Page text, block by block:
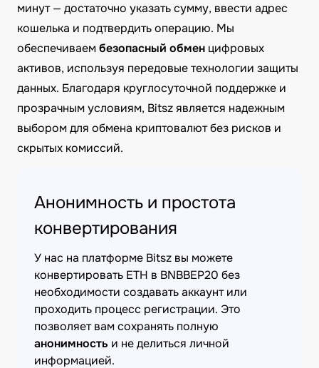
минут — достаточно указать сумму, ввести адрес
кошелька и подтвердить операцию. Мы
обеспечиваембезопасный обмен цифровых
активов, используя передовые технологии защиты
данных. Благодаря круглосуточной поддержке и
прозрачным условиям, Bitsz является надежным
выбором для обмена криптовалют без рисков и
скрытых комиссий.
Анонимность и простота
конвертирования
У нас на платформе Bitsz вы можете
конвертировать ETH в BNBBEP20 без
необходимости создавать аккаунт или
проходить процесс регистрации. Это
позволяет вам сохранять полную
анонимность и не делиться личной
информацией.